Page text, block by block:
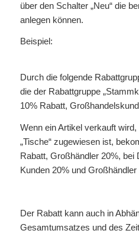
über den Schalter „Neu“ die
anlegen können.
Beispiel:
Durch die folgende
die der Rabattgruppe
10% Rabatt,
Wenn ein Artikel verkauft
„Tische“ zugewiesen ist,
Rabatt, Großhändler 20%, bei
Kunden 20% und Großhändler
Der Rabatt kann auch in
Gesamtumsatzes und des